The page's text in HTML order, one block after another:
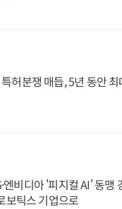
허분쟁 매듭, 5년 동안
비디아 '피지컬 AI' 동맹
보틱스 기업으로